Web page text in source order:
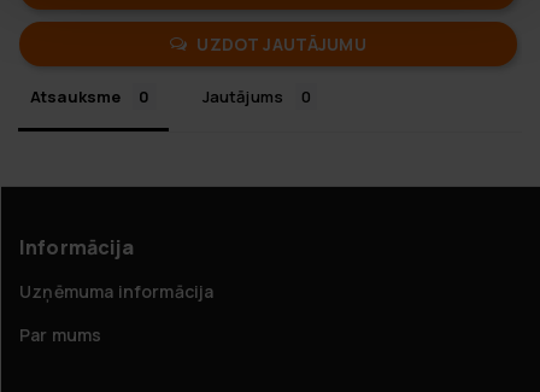
UZDOT JAUTĀJUMU
Atsauksme Jautājums
Informācija
Uzņēmuma informācija
Par mums